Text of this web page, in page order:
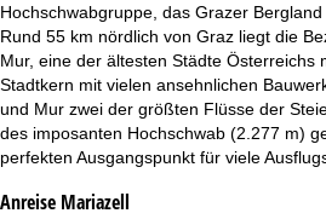
Hochschwabgruppe, das Grazer
Rund 55 km nördlich von Graz liegt die
Mur, eine der ältesten Städte Österreichs
Stadtkern mit vielen ansehnlichen
und Mur zwei der größten Flüsse der
des imposanten Hochschwab (2.277 m)
perfekten Ausgangspunkt für viele
Anreise Mariazell